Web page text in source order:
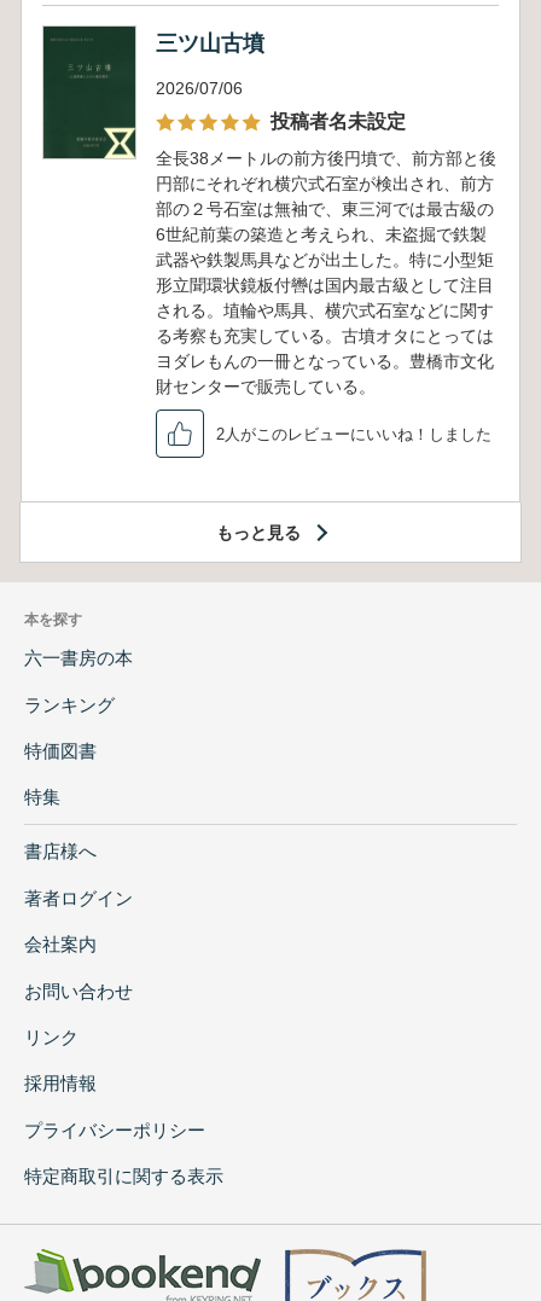
三ツ山古墳
2026/07/06
投稿者名未設定
全長38メートルの前方後円墳で、前方部と後
円部にそれぞれ横穴式石室が検出され、前方
部の２号石室は無袖で、東三河では最古級の
6世紀前葉の築造と考えられ、未盗掘で鉄製
武器や鉄製馬具などが出土した。特に小型矩
形立聞環状鏡板付轡は国内最古級として注目
される。埴輪や馬具、横穴式石室などに関す
る考察も充実している。古墳オタにとっては
ヨダレもんの一冊となっている。豊橋市文化
財センターで販売している。
2人がこのレビューにいいね！しました
もっと見る
本を探す
六一書房の本
ランキング
特価図書
特集
書店様へ
著者ログイン
会社案内
お問い合わせ
リンク
採用情報
プライバシーポリシー
特定商取引に関する表示